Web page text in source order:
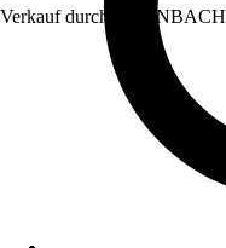
Verkauf durch: HORNBACH